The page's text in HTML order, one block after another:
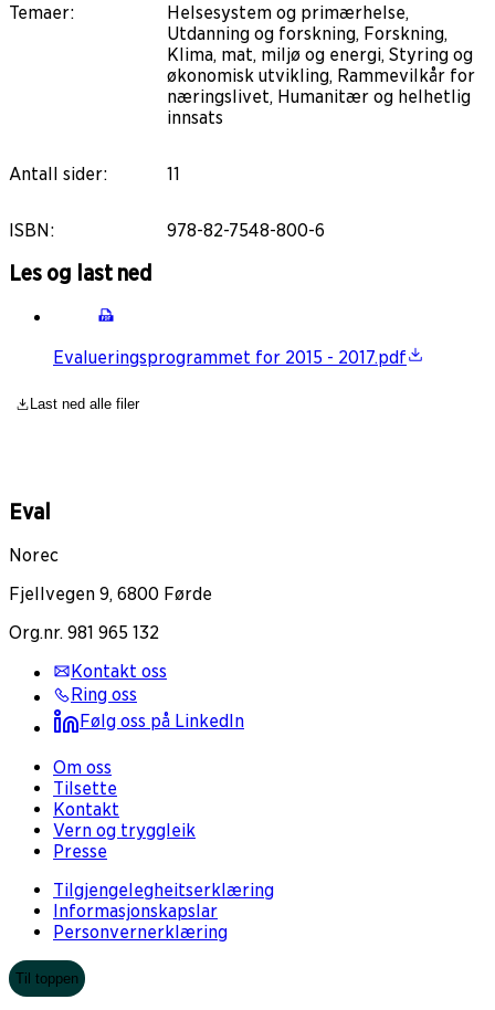
Temaer:
Helsesystem og primærhelse,
Utdanning og forskning, Forskning,
Klima, mat, miljø og energi, Styring og
økonomisk utvikling, Rammevilkår for
næringslivet, Humanitær og helhetlig
innsats
Antall sider: 11
ISBN: 978-82-7548-800-6
Les og last ned
Evalueringsprogrammet for 2015 - 2017.pdf
Last ned alle filer
Eval
Norec
Fjellvegen 9, 6800 Førde
Org.nr. 981 965 132
Kontakt oss
Ring oss
Følg oss på LinkedIn
Om oss
Tilsette
Kontakt
Vern og tryggleik
Presse
Tilgjengelegheitserklæring
Informasjonskapslar
Personvernerklæring
Til toppen